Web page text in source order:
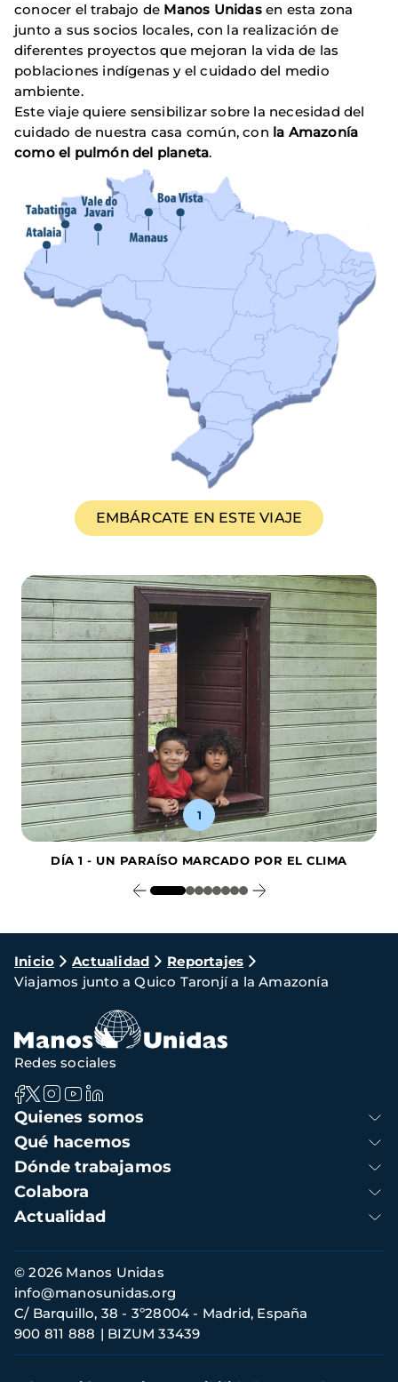
conocer el trabajo de Manos Unidasen esta zona
junto a sus socios locales, con la realización de
diferentes proyectos que mejoran la vida de las
poblaciones indígenas y el cuidado del medio
ambiente.
Este viaje quiere sensibilizar sobre la necesidad del
cuidado de nuestra casa común, con la Amazonía
como el pulmón del planeta.
EMBÁRCATE EN ESTE VIAJE
1
DÍA 1 - UN PARAÍSO MARCADO POR EL CLIMA
Ruta
de
navegación
Inicio Actualidad
Reportajes
Viajamos junto a Quico Taronjí a la Amazonía
Navegación
principal
Quienes somos
Qué hacemos
Dónde trabajamos
Colabora
Actualidad
Redes sociales
Información
de
contacto
© 2026 Manos Unidas
C/ Barquillo, 38 - 3º28004 - Madrid, España
900 811 888
BIZUM 33439
info@manosunidas.org